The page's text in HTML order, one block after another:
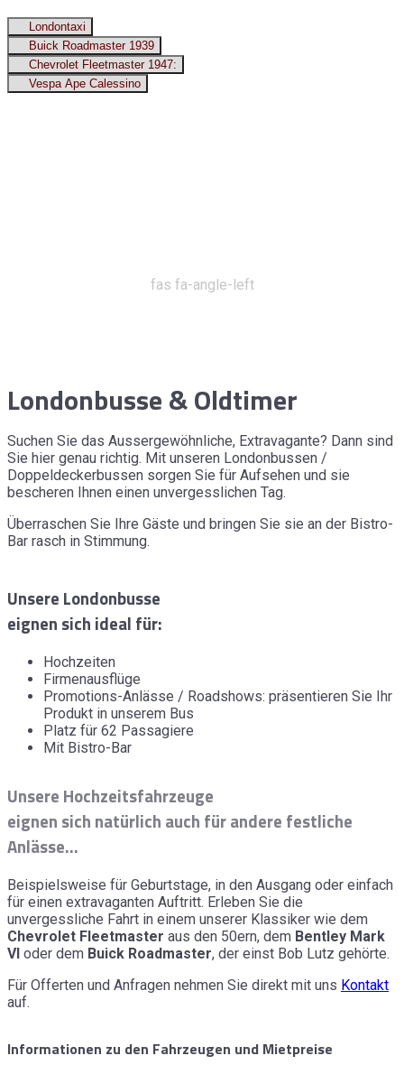
Londontaxi
Buick Roadmaster 1939
Chevrolet Fleetmaster 1947:
Vespa Ape Calessino
fas fa-angle-left
Londonbusse & Oldtimer
Suchen Sie das Aussergewöhnliche, Extravagante? Dann sind
Sie hier genau richtig. Mit unseren Londonbussen /
Doppeldeckerbussen sorgen Sie für Aufsehen und sie
bescheren Ihnen einen unvergesslichen Tag.
Überraschen Sie Ihre Gäste und bringen Sie sie an der Bistro-
Bar rasch in Stimmung.
Unsere Londonbusse
eignen sich ideal für:
Hochzeiten
Firmenausflüge
Promotions-Anlässe / Roadshows: präsentieren Sie Ihr
Produkt in unserem Bus
Platz für 62 Passagiere
Mit Bistro-Bar
Unsere Hochzeitsfahrzeuge
eignen sich natürlich auch für andere festliche
Anlässe...
Beispielsweise für Geburtstage, in den Ausgang oder einfach
für einen extravaganten Auftritt. Erleben Sie die
unvergessliche Fahrt in einem unserer Klassiker wie dem
Chevrolet Fleetmaster aus den 50ern, dem Bentley Mark
VI oder dem Buick Roadmaster, der einst Bob Lutz gehörte.
Für Offerten und Anfragen nehmen Sie direkt mit uns Kontakt
auf.
Informationen zu den Fahrzeugen und Mietpreise